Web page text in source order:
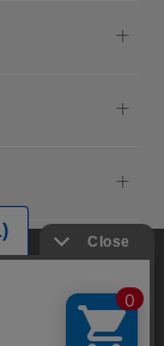
な提供、トラフィ
イトの閲覧を継続